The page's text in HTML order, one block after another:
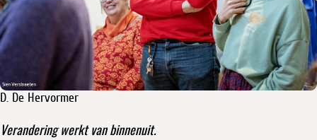
D. De Hervormer
Verandering werkt van binnenuit.